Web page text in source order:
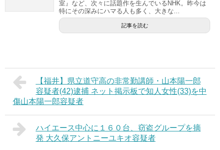
室』など、次々に話題作を生んでいるNHK。昨今は
特にその深みにハマる人も多く、大きな...
記事を読む
【福井】県立道守高の非常勤講師・山本陽一郎
容疑者(42)逮捕 ネット掲示板で知人女性(33)を中
傷山本陽一郎容疑者
ハイエース中心に１６０台、窃盗グループを摘
発 大久保アントニーユキオ容疑者